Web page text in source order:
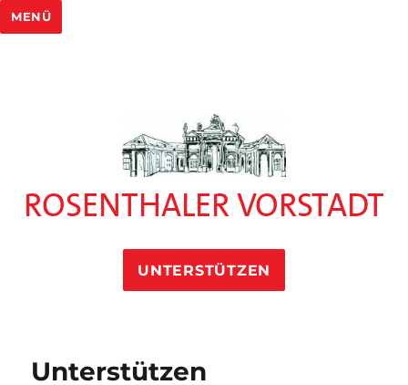
MENÜ
ROSENTHALER VORSTADT
UNTERSTÜTZEN
Unterstützen